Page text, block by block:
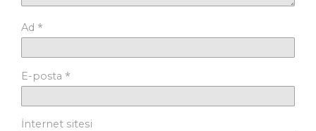
Ad *
E-posta *
İnternet sitesi